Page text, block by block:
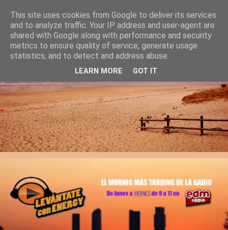
This site uses cookies from Google to deliver its services
and to analyze traffic. Your IP address and user-agent are
shared with Google along with performance and security
metrics to ensure quality of service, generate usage
statistics, and to detect and address abuse.
LEARN MORE GOT IT